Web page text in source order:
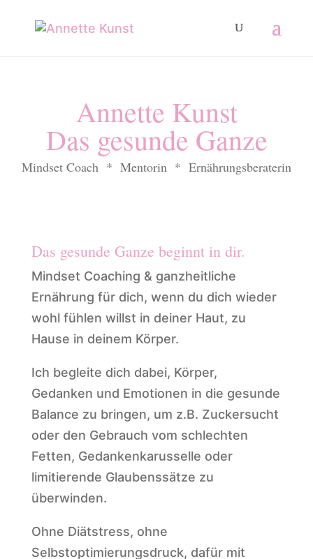
Annette Kunst
Das gesunde Ganze
Mindset Coach * Mentorin * Ernährungsberaterin
Das gesunde Ganze beginnt in dir.
Mindset Coaching & ganzheitliche
Ernährung für dich, wenn du dich wieder
wohl fühlen willst in deiner Haut, zu
Hause in deinem Körper.
Ich begleite dich dabei, Körper,
Gedanken und Emotionen in die gesunde
Balance zu bringen, um z.B. Zuckersucht
oder den Gebrauch vom schlechten
Fetten, Gedankenkarusselle oder
limitierende Glaubenssätze zu
überwinden.
Ohne Diätstress, ohne
Selbstoptimierungsdruck, dafür mit